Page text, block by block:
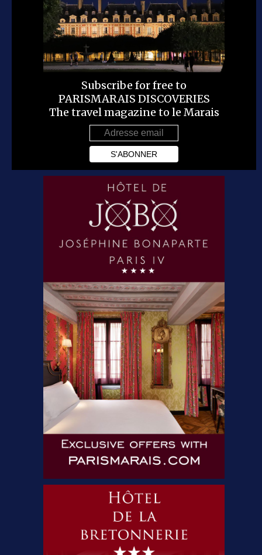
Subscribe for free to
PARISMARAIS DISCOVERIES
The travel magazine to le Marais